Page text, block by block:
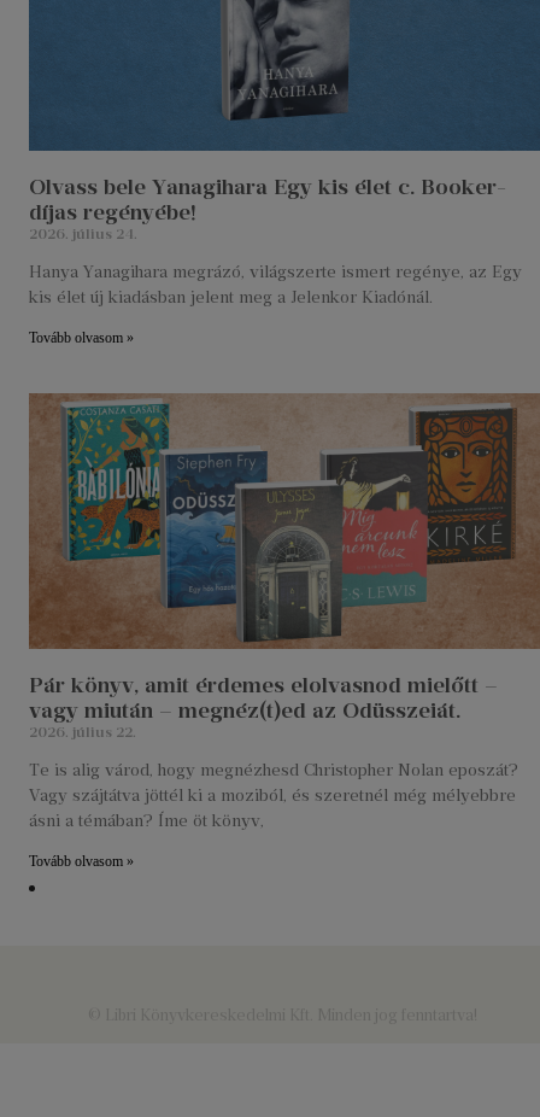
Olvass bele Yanagihara Egy kis élet c. Booker-
díjas regényébe!
2026. július 24.
Hanya Yanagihara megrázó, világszerte ismert regénye, az Egy
kis élet új kiadásban jelent meg a Jelenkor Kiadónál.
Tovább olvasom »
Pár könyv, amit érdemes elolvasnod mielőtt –
vagy miután – megnéz(t)ed az Odüsszeiát.
2026. július 22.
Te is alig várod, hogy megnézhesd Christopher Nolan eposzát?
Vagy szájtátva jöttél ki a moziból, és szeretnél még mélyebbre
ásni a témában? Íme öt könyv,
Tovább olvasom »